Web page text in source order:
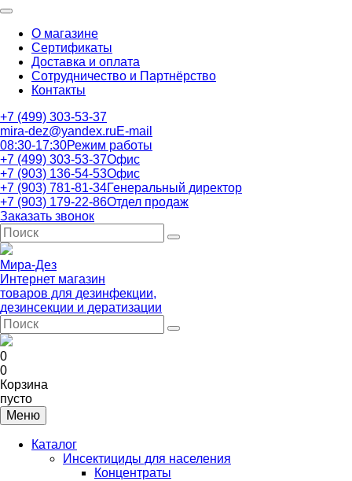
О магазине
Сертификаты
Доставка и оплата
Сотрудничество и Партнёрство
Контакты
+7 (499) 303-53-37
mira-dez@yandex.ruE-mail
08:30-17:30Режим работы
+7 (499) 303-53-37Офис
+7 (903) 136-54-53Офис
+7 (903) 781-81-34Генеральный директор
+7 (903) 179-22-86Отдел продаж
Заказать звонок
Мира-Дез
Интернет магазин
товаров для дезинфекции,
дезинсекции и дератизации
0
0
Корзина
пусто
Меню
Каталог
Инсектициды для населения
Концентраты